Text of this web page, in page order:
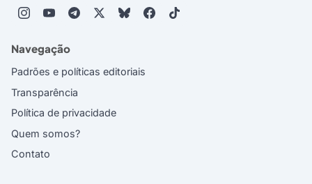
Navegação
Padrões e políticas editoriais
Transparência
Política de privacidade
Quem somos?
Contato